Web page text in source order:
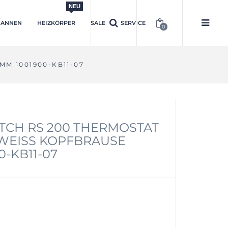
HEIZKÖRPER
NEU
SALE SERVICE
0
1001900-KB11-07
RS 200 THERMOSTAT
KOPFBRAUSE 3
KB11-07